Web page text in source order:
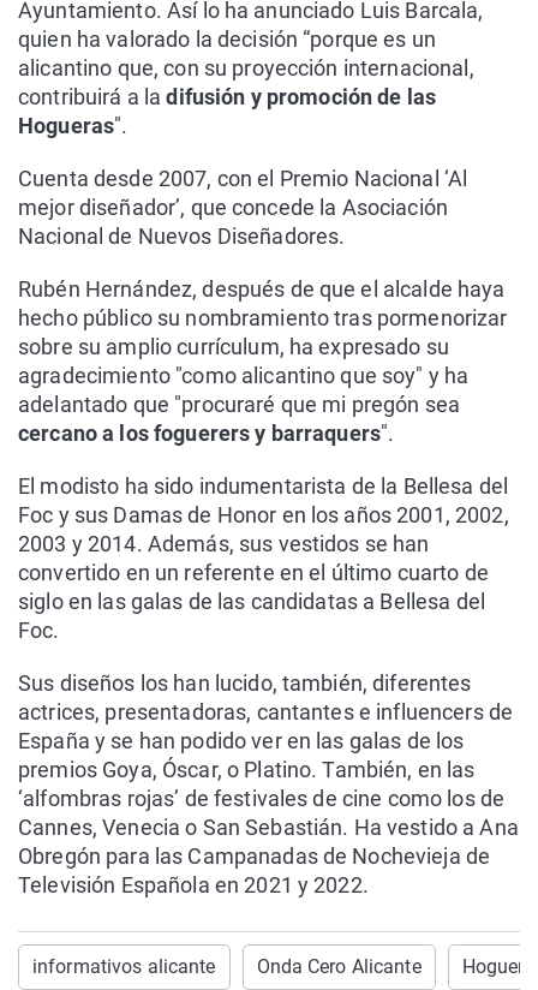
Ayuntamiento. Así lo ha anunciado Luis Barcala,
quien ha valorado la decisión “porque es un
alicantino que, con su proyección internacional,
contribuirá a ladifusión y promoción de las
Hogueras".
Cuenta desde 2007, con el Premio Nacional ‘Al
mejor diseñador’, que concede la Asociación
Nacional de Nuevos Diseñadores.
Rubén Hernández, después de que el alcalde haya
hecho público su nombramiento tras pormenorizar
sobre su amplio currículum, ha expresado su
agradecimiento "como alicantino que soy" y ha
adelantado que "procuraré que mi pregón sea
cercano a los foguerers y barraquers".
El modisto ha sido indumentarista de la Bellesa del
Foc y sus Damas de Honor en los años 2001, 2002,
2003 y 2014. Además, sus vestidos se han
convertido en un referente en el último cuarto de
siglo en las galas de las candidatas a Bellesa del
Foc.
Sus diseños los han lucido, también, diferentes
actrices, presentadoras, cantantes e influencers de
España y se han podido ver en las galas de los
premios Goya, Óscar, o Platino. También, en las
‘alfombras rojas’ de festivales de cine como los de
Cannes, Venecia o San Sebastián. Ha vestido a Ana
Obregón para las Campanadas de Nochevieja de
Televisión Española en 2021 y 2022.
informativos alicante Onda Cero Alicante